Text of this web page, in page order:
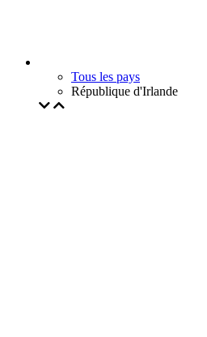
Tous les pays
République d'Irlande